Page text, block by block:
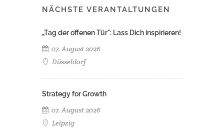
NÄCHSTE VERANTALTUNGEN
„Tag der offenen Tür": Lass Dich inspirieren!
07. August 2026
Düsseldorf
Strategy for Growth
07. August 2026
Leipzig